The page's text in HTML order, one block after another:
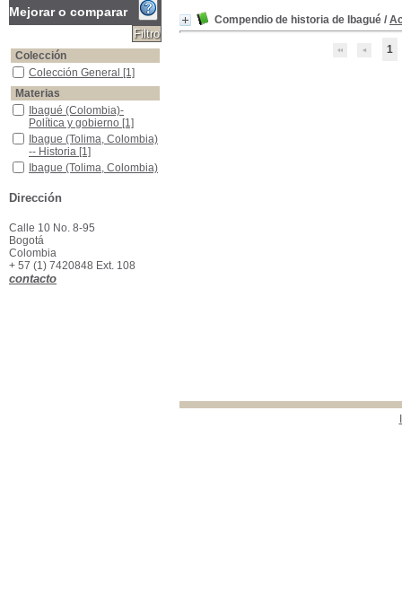
Compendio de historia de Ibagué /
1
Mejorar o comparar
Colección
Colección General
Colección General [1]
Materias
Ibagué (Colombia)-Política y gobierno
Ibagué (Colombia)-
Política y gobierno [1]
Ibague (Tolima, Colombia) -- Historia
Ibague (Tolima, Colombia)
-- Historia [1]
Ibague (Tolima, Colombia) -- Vida social y costumbres
Ibague (Tolima, Colombia)
costumbres
[1]
Dirección
Calle 10 No. 8-95
Bogotá
Colombia
+ 57 (1) 7420848 Ext. 108
contacto